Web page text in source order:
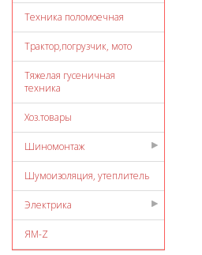
Техника поломоечная
Трактор,погрузчик, мото
Тяжелая гусеничная
техника
Хоз.товары
Шиномонтаж
Шумоизоляция, утеплитель
Электрика
ЯМ-Z